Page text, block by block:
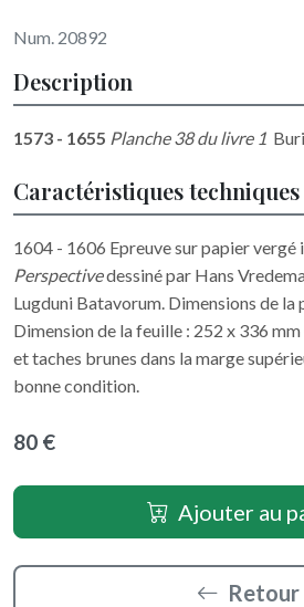
Num. 20892
Description
1573 - 1655 Planche 38 du livre 1
Caractéristiques techniques
1604 - 1606 Epreuve sur papier vergé
Perspectivedessiné par Hans
Lugduni Batavorum. Dimensions de la
Dimension de la feuille : 252 x 336
et taches brunes dans la marge
bonne condition.
80 €
Ajouter au
Retour